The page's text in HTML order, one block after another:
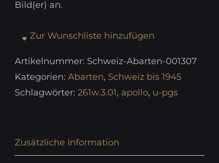
Bild(er) an.
Zur Wunschliste hinzufügen
Artikelnummer: Schweiz-Abarten-001307
Kategorien: Abarten, Schweiz bis 1945
Schlagwörter: 261w.3.01, apollo, u-pgs
Zusätzliche Information